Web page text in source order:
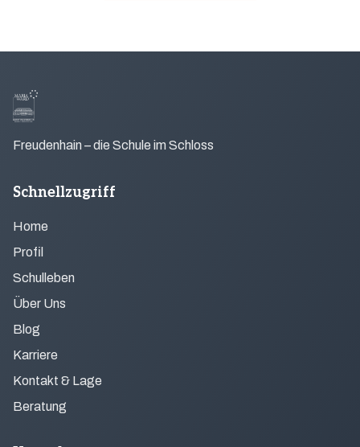
Freudenhain – die Schule im Schloss
Schnellzugriff
Home
Profil
Schulleben
Über Uns
Blog
Karriere
Kontakt & Lage
Beratung